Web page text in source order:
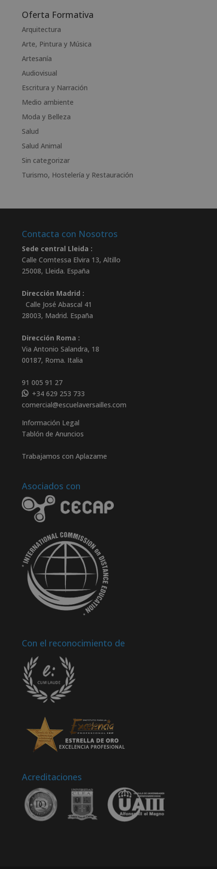
l
e
r
n
i
v
e
Oferta Formativa
Arquitectura
Arte, Pintura y Música
Artesanía
Audiovisual
Escritura y Narración
Medio ambiente
Moda y Belleza
Salud
Salud Animal
Sin categorizar
Turismo, Hostelería y Restauración
Contacta con Nosotros
Sede central Lleida :
Calle Comtessa Elvira 13, Altillo
25008, Lleida. España
Dirección Madrid :
Calle José Abascal 41
28003, Madrid. España
Dirección Roma :
Via Antonio Salandra, 18
00187, Roma. Italia
91 005 91 27
+34 629 253 733
comercial@escuelaversailles.com
Información Legal
Tablón de Anuncios
Trabajamos con Aplazame
Asociados con
Con el reconocimiento de
Acreditaciones